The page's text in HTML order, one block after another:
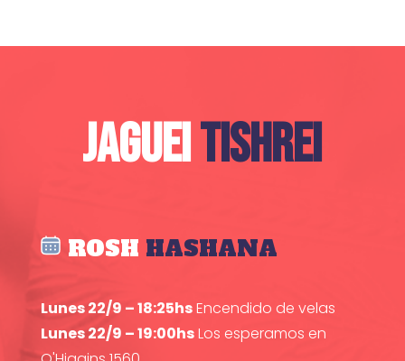
JAGUEITISHREI
ROSH HASHANA
Lunes 22/9 – 18:25hsEncendido de velas
Lunes 22/9 – 19:00hsLos esperamos en